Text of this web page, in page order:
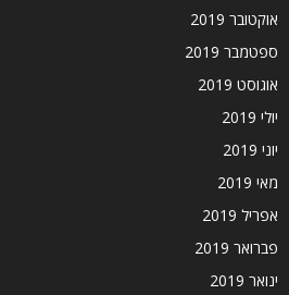
אוקטובר 2019
ספטמבר 2019
אוגוסט 2019
יולי 2019
יוני 2019
מאי 2019
אפריל 2019
פברואר 2019
ינואר 2019